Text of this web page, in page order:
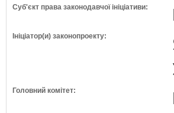
Суб'єкт права законодавчої ініціативи:
Ініціатор(и) законопроекту:
Головний комітет: